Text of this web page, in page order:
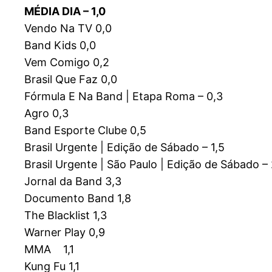
MÉDIA DIA – 1,0
Vendo Na TV 0,0
Band Kids 0,0
Vem Comigo 0,2
Brasil Que Faz 0,0
Fórmula E Na Band | Etapa Roma – 0,3
Agro 0,3
Band Esporte Clube 0,5
Brasil Urgente | Edição de Sábado – 1,5
Brasil Urgente | São Paulo | Edição de Sábado –
Jornal da Band 3,3
Documento Band 1,8
The Blacklist 1,3
Warner Play 0,9
MMA 1,1
Kung Fu 1,1